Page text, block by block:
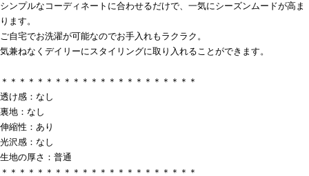
シンプルなコーディネートに合わせるだけで、一気にシーズンムードが高ま
ります。
ご自宅でお洗濯が可能なのでお手入れもラクラク。
気兼ねなくデイリーにスタイリングに取り入れることができます。
＊＊＊＊＊＊＊＊＊＊＊＊＊＊＊＊＊＊＊＊＊＊
透け感：なし
裏地：なし
伸縮性：あり
光沢感：なし
生地の厚さ：普通
＊＊＊＊＊＊＊＊＊＊＊＊＊＊＊＊＊＊＊＊＊＊